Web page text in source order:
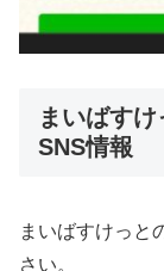
まいばす
SNS情報
まいばすけっと
さい。